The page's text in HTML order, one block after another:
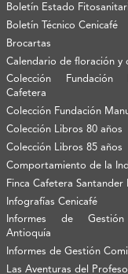
Boletín Estado
Boletín Técnico Cenicafé
Brocartas
Calendario de floración y
Colección Fundación
Cafetera
Colección Fundación
Colección Libros 80 años
Colección Libros 85 años
Comportamiento de la
Finca Cafetera Santander
Infografías Cenicafé
Informes de
Antioquía
Informes de Gestión
Las Aventuras del